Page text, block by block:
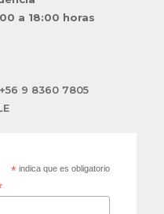
a 18:00 horas
9 8360 7805
* indica que es obligatorio